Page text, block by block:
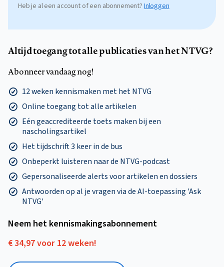
Heb je al een account of een abonnement? Inloggen
Altijd toegang tot alle publicaties van het NTVG?
Abonneer vandaag nog!
12 weken kennismaken met het NTVG
Online toegang tot alle artikelen
Eén geaccrediteerde toets maken bij een
nascholingsartikel
Het tijdschrift 3 keer in de bus
Onbeperkt luisteren naar de NTVG-podcast
Gepersonaliseerde alerts voor artikelen en dossiers
Antwoorden op al je vragen via de AI-toepassing 'Ask
NTVG'
Neem het kennismakings­abonnement
€ 34,97 voor 12 weken!